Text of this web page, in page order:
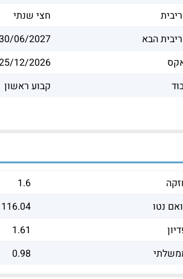
חצי שנתי
הבא
06/2027
12/2026
קבוע ראשון
1.6
נטו
116.04
1.61
0.98